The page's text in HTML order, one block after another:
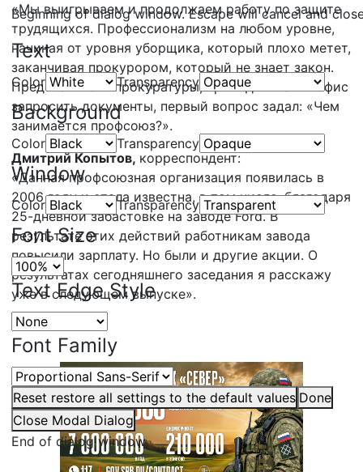
Beginning of dialog window. Escape will cancel and
Text
Color Transparency
Background
Color Transparency
Window
Color Transparency
Font Size
Text Edge Style
Font Family
Reset restore all settings to the default values Done
Close Modal Dialog
End of dialog window.
«Мы выигрываем и продолжаем работу по защите
трудящихся. Профессионализм на любом уровне,
начиная от уровня уборщика, который плохо метет,
заканчивая прокурором, который не знает закон.
Представитель прокуратуры, приходя к нам в офис
запросить документы, первый вопрос задал: «Чем
занимается профсоюз?».
Дмитрий Копытов, корреспондент:
«Данная профсоюзная организация появилась в
2006 году и стала известна, в том числе, благодаря
25-дневной забастовке на заводе Ford. В
результате этих действий работникам завода
повысили зарплату. Но были и другие акции. О
результатах сегодняшнего заседания я расскажу
уже в следующем выпуске».